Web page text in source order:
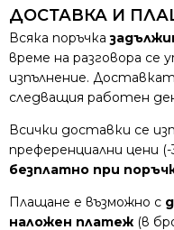
ДОСТАВКА И
Всяка поръчка
време на разговора се
изпълнение.
следващия работен
Всички доставки се
преференциални цени
безплатно при
Плащане е възможно с
наложен платеж (в